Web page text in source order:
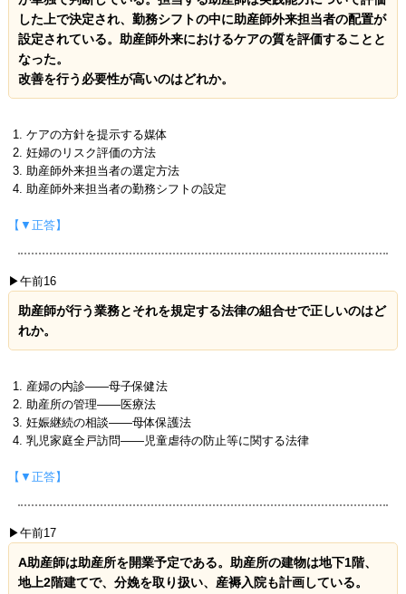
した上で決定され、勤務シフトの中に助産師外来担当者の配置が
設定されている。助産師外来におけるケアの質を評価することと
なった。
改善を行う必要性が高いのはどれか。
ケアの方針を提示する媒体
妊婦のリスク評価の方法
助産師外来担当者の選定方法
助産師外来担当者の勤務シフトの設定
【▼正答】
▶午前16
助産師が行う業務とそれを規定する法律の組合せで正しいのはど
れか。
産婦の内診――母子保健法
助産所の管理――医療法
妊娠継続の相談――母体保護法
乳児家庭全戸訪問――児童虐待の防止等に関する法律
【▼正答】
▶午前17
A助産師は助産所を開業予定である。助産所の建物は地下1階、
地上2階建てで、分娩を取り扱い、産褥入院も計画している。